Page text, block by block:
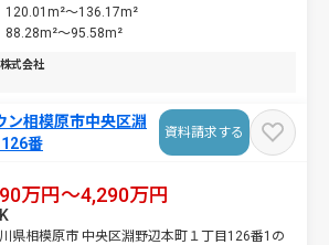
120.01m²～136.17m²
88.28m²～95.58m²
式会社
ン相模原市中央区淵
番
資料請求する
万円～4,290万円
県相模原市 中央区淵野辺本町１丁目126番1の